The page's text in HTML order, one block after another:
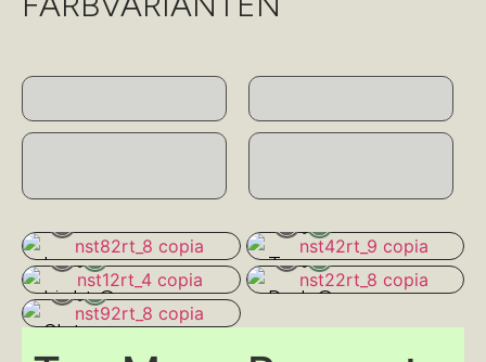
Ivory
Taupe
Light Grey
Dark Grey
Slate